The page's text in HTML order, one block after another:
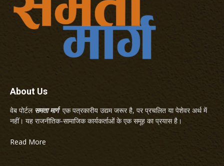
About Us
वेब पोर्टल समता मार्गएक पत्रकारीय उद्यम जरूर है, पर प्रचलित या पेशेवर अर्थ में
नहीं। यह राजनीतिक-सामाजिक कार्यकर्ताओं के एक समूह का प्रयास है।
Read More